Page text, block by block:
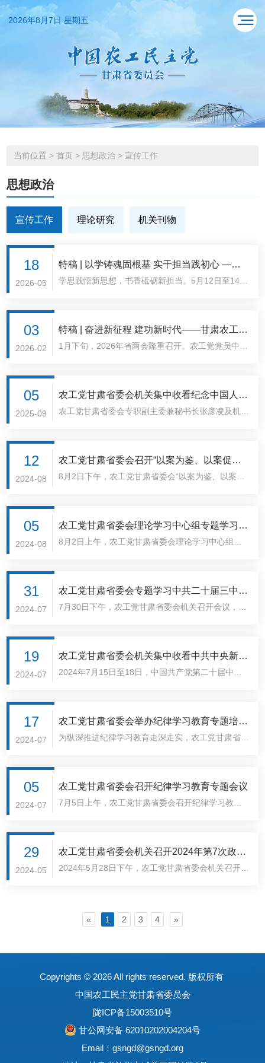
2026年8月7日 星期五
当前位置 > 首页 > 思想政治 > 宣传工作
思想政治
宣传工作 理论研究 机关刊物
18
2026-05
特稿 | 以学铸魂固根基 实干担当践初心 ——
农工党甘肃省委会机关主题教育读书班侧记
学思践悟新思想，书香砥砺新担当。5月12日至14
持求知之志，以集中学习淬思想、以廉洁警示守底
线、以党史教育明初心、以交流研讨聚共识，在深学
将“参政为公、实干为民”的铮铮誓言，熔铸于履职担
当的每一寸时光、每一个步伐。
03
2026-02
特稿 | 奋进新征程 建功新时代——甘肃农工党
员“两会”履职侧记
1月下旬，2026年省两会隆重召开。农工党党员中的
家谈改革、话民生、议发展，坦诚交流、各抒己见，
提出了许多有价值、有温度、有分量的意见建议，每
05
2025-09
农工党甘肃省委会机关集中收看纪念中国人民
抗日战争胜利暨世界反法西斯战争胜利80周年
农工党甘肃省委会专职副主委兼秘书长张彦凌及机关
12
2024-08
农工党甘肃省委会召开“以案为鉴、以案促
改”警示教育会议
8月2日下午，农工党甘肃省委会“以案为鉴、以案促
委魏丽红、刘兴荣、张彦凌、王向机、王社宁，省委
会常委..
05
2024-08
农工党甘肃省委会理论学习中心组专题学习贯
彻中共二十届三中全会精神
8月2日上午，农工党甘肃省委会理论学习中心组召
丽红、刘兴荣、张彦凌、王向机、王社宁参加会
31
2024-07
农工党甘肃省委会专题学习中共二十届三中全
会精神
7月30日下午，农工党甘肃省委会机关召开会议，专
农工党甘肃省委会专职副主委张彦凌、二级巡视员马
19
2024-07
农工党甘肃省委会机关集中收看中共中央新闻
发布会 专题学习中共二十届三中全会精神
2024年7月15日至18日，中国共产党第二十届中央
三中全会精神。农工党甘肃省委会专职副主委兼秘书
长..
17
2024-07
农工党甘肃省委会举办纪律学习教育专题培训
班
为纵深推进纪律学习教育走深走实，农工党甘肃省委
长、农工党甘肃省委会内部监督委员会主任张彦凌，
省纪委监..
05
2024-07
农工党甘肃省委会召开纪律学习教育专题会议
7月5日上午，农工党甘肃省委会召开纪律学习教育
会议深入学习贯彻习近平总书记关于党的自我革命的
29
2024-05
农工党甘肃省委会机关召开2024年第7次政治
理论学习会
2024年5月28日下午，农工党甘肃省委会机关召开2
议。会议传达学习廉政建设相关文件精神，集中..
« 1 2 3 4 »
Copyrights © 2026 All rights reserved. 版权所有
中国农工民主党甘肃省委员会
陇ICP备15003510号
甘公网安备 62010202004204号
Email：gsngd@gsngd.org